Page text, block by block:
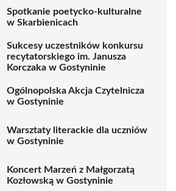
Spotkanie poetycko-kulturalne
w Skarbienicach
Sukcesy uczestników konkursu
recytatorskiego im. Janusza
Korczaka w Gostyninie
Ogólnopolska Akcja Czytelnicza
w Gostyninie
Warsztaty literackie dla uczniów
w Gostyninie
Koncert Marzeń z Małgorzatą
Kozłowską w Gostyninie